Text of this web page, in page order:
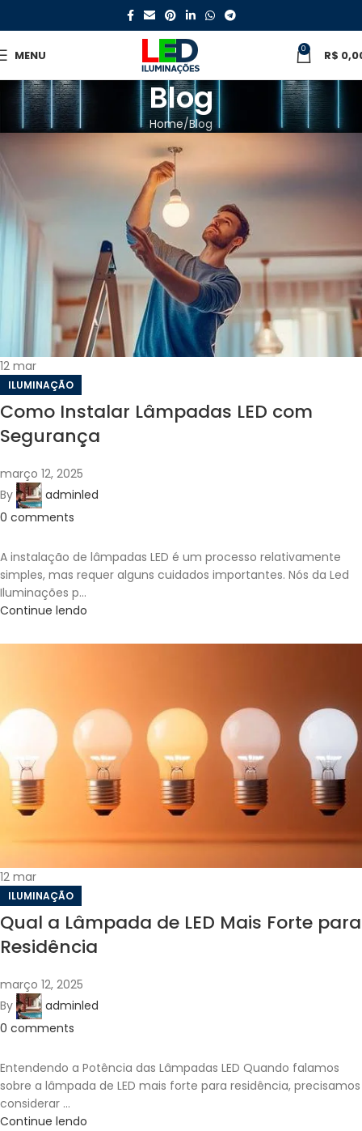
MENU 0 R$
Blog
Home Blog
12 mar
ILUMINAÇÃO
Como Instalar Lâmpadas LED com
Segurança
março 12, 2025
By
adminled
0 comments
A instalação de lâmpadas LED é um processo relativamente
simples, mas requer alguns cuidados importantes. Nós da Led
Iluminações p...
Continue lendo
12 mar
ILUMINAÇÃO
Qual a Lâmpada de LED Mais Forte para
Residência
março 12, 2025
By
adminled
0 comments
Entendendo a Potência das Lâmpadas LED Quando falamos
sobre a lâmpada de LED mais forte para residência, precisamos
considerar ...
Continue lendo